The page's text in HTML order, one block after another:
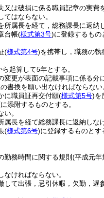
は破損に係る職員記章の実費
はならない。
属長を経て，総務課長に返納
台帳(様式第3号)に登録するもの
(様式第4号)を携帯し，職務の
ら起算して5年とする。
更が表面の記載事項に係る
書換を願い出なければならない
に職員証再交付願(様式第5号)を
添附するものとする。
。
長を経て総務課長に返納しな
(様式第6号)に登録するものとす
勤務時間に関する規則 (平成元年
ければならない。
て出張，忌引休暇，欠勤，遅